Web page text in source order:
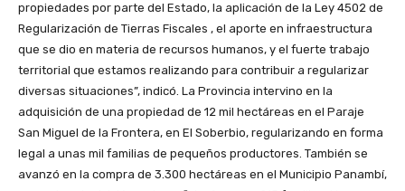
propiedades por parte del Estado, la aplicación de la Ley 4502 de
Regularización de Tierras Fiscales , el aporte en infraestructura
que se dio en materia de recursos humanos, y el fuerte trabajo
territorial que estamos realizando para contribuir a regularizar
diversas situaciones”, indicó. La Provincia intervino en la
adquisición de una propiedad de 12 mil hectáreas en el Paraje
San Miguel de la Frontera, en El Soberbio, regularizando en forma
legal a unas mil familias de pequeños productores. También se
avanzó en la compra de 3.300 hectáreas en el Municipio Panambí,